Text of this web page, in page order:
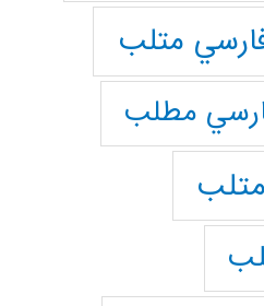
متلب
مطلب